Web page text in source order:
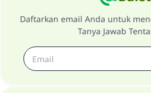
Daftarkan email Anda untuk
Tanya Jawab